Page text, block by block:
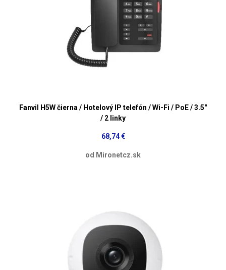
Fanvil H5W čierna / Hotelový IP telefón / Wi-Fi / PoE / 3.5"
/ 2 linky
68,74 €
od Mironetcz.sk